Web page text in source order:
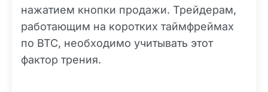
нажатием кнопки продажи. Трейдерам,
работающим на коротких таймфреймах
по BTC, необходимо учитывать этот
фактор трения.